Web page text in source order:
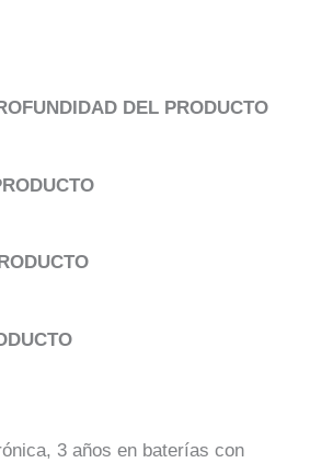
DEL PRODUCTO
3 años en baterías con